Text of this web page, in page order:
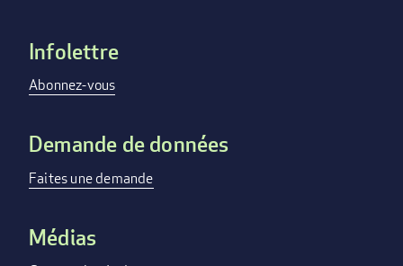
Footer
menu
Infolettre
Abonnez-vous
Demande de données
Faites une demande
Médias